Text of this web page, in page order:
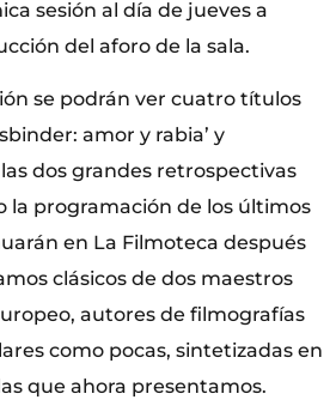
sesión al día de jueves a
del aforo de la sala.
se podrán ver cuatro títulos
amor y rabia’ y
las dos grandes retrospectivas
la programación de los últimos
en La Filmoteca después
clásicos de dos maestros
autores de filmografías
como pocas, sintetizadas en
que ahora presentamos.